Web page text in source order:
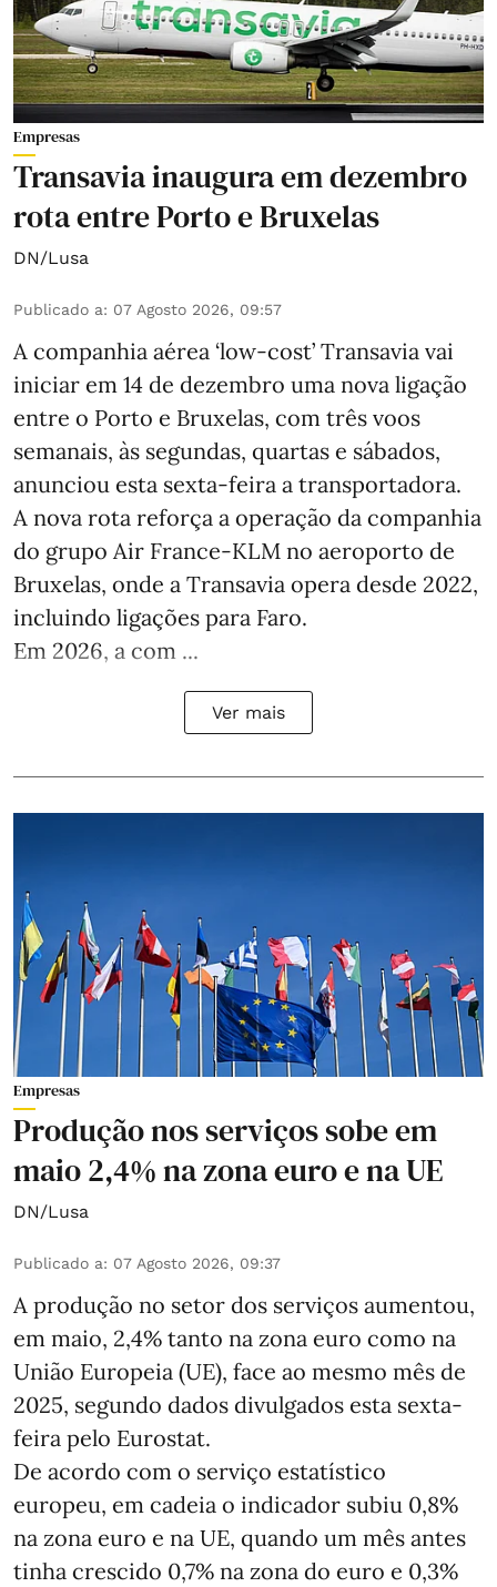
Empresas
Transavia inaugura em dezembro
rota entre Porto e Bruxelas
DN/Lusa
Publicado a: 07 Agosto 2026, 09:57
A companhia aérea ‘low-cost’ Transavia vai
iniciar em 14 de dezembro uma nova ligação
entre o Porto e Bruxelas, com três voos
semanais, às segundas, quartas e sábados,
anunciou esta sexta-feira a transportadora.
A nova rota reforça a operação da companhia
do grupo Air France-KLM no aeroporto de
Bruxelas, onde a Transavia opera desde 2022,
incluindo ligações para Faro.
Em 2026, a com ...
Ver mais
Empresas
Produção nos serviços sobe em
maio 2,4% na zona euro e na UE
DN/Lusa
Publicado a: 07 Agosto 2026, 09:37
A produção no setor dos serviços aumentou,
em maio, 2,4% tanto na zona euro como na
União Europeia (UE), face ao mesmo mês de
2025, segundo dados divulgados esta sexta-
feira pelo Eurostat.
De acordo com o serviço estatístico
europeu, em cadeia o indicador subiu 0,8%
na zona euro e na UE, quando um mês antes
tinha crescido 0,7% na zona do euro e 0,3%